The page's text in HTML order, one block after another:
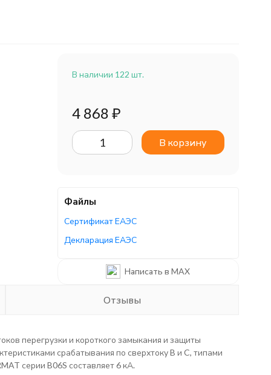
В наличии 122 шт.
4 868 ₽
В корзину
Файлы
Сертификат ЕАЭС
Декларация ЕАЭС
Написать в MAX
Отзывы
перегрузки и короткого замыкания и защиты
срабатывания по сверхтоку B и C, типами
серии B06S составляет 6 кА.